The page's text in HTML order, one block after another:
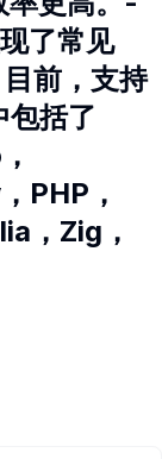
了常见
前，支持
括了
PHP，
，Zig，